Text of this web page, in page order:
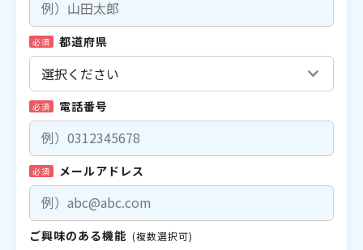
必須 都道府県
必須 電話番号
必須 メールアドレス
ご興味のある機能 (複数選択可)